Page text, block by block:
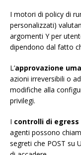
I motori di policy di
personalizzati)
argomenti Y per
dipendono dal fatto
L’approvazione
azioni irreversibili o
modifiche alla
privilegi.
I controlli di egress
agenti possono
segreti che POST su